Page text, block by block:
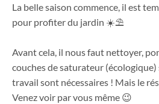
La belle saison commence, il est
pour profiter du jardin ☀️⛱️
Avant cela, il nous faut nettoyer,
couches de saturateur (écologique)
travail sont nécessaires ! Mais le
Venez voir par vous même 😉